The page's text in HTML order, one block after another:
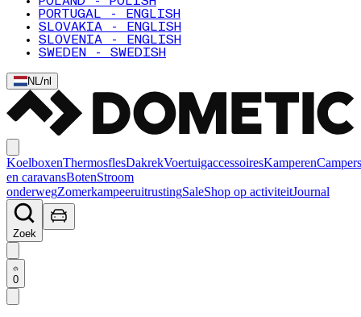
PORTUGAL - ENGLISH
SLOVAKIA - ENGLISH
SLOVENIA - ENGLISH
SWEDEN - SWEDISH
NL/nl
KoelboxenThermosflesDakrekVoertuigaccessoiresKamperenCampers
en caravansBotenStroom
onderwegZomerkampeeruitrustingSaleShop op activiteitJournal
Zoek
0